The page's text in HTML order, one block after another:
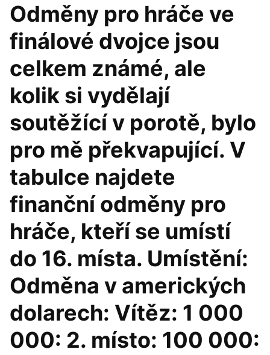
Odměny pro hráče ve
finálové dvojce jsou
celkem známé, ale
kolik si vydělají
soutěžící v porotě, bylo
pro mě překvapující. V
tabulce najdete
finanční odměny pro
hráče, kteří se umístí
do 16. místa. Umístění:
Odměna v amerických
dolarech: Vítěz: 1 000
000: 2. místo: 100 000: